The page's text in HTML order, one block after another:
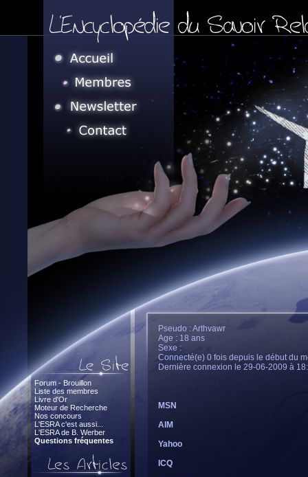
Forum - Brouillon
Liste des membres
Livre d'Or
Moteur de Recherche
Nos concours
L'ESRA c'est aussi...
L'ESRA de B. Werber
Questions fréquentes
Pseudo : Arthvawr
Age : 18 ans
Sexe :
Connecté(e) 0 fois depuis le début du
Dernière connexion le 29-06-2009 à
MSN
AIM
Yahoo
ICQ